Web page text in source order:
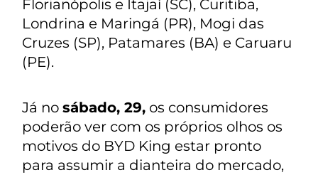
Florianópolis e Itajaí (SC), Curitiba,
Londrina e Maringá (PR), Mogi das
Cruzes (SP), Patamares (BA) e Caruaru
(PE).
Já nosábado, 29, os consumidores
poderão ver com os próprios olhos os
motivos do BYD King estar pronto
para assumir a dianteira do mercado,